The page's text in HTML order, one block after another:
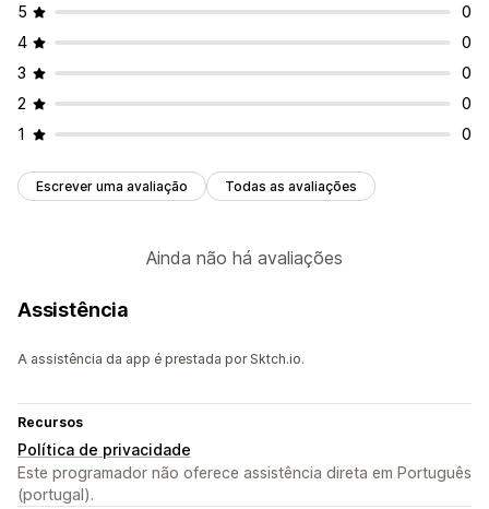
5
0
4
0
3
0
2
0
1
0
Escrever uma avaliação Todas as avaliações
Ainda não há avaliações
Assistência
A assistência da app é prestada por Sktch.io.
Recursos
Política de privacidade
Este programador não oferece assistência direta em Português
(portugal).